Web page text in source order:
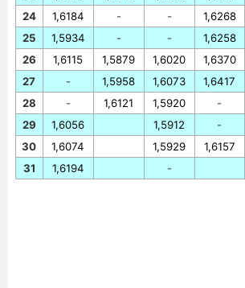
24
25
26
27
28
29
30
31
1,6184
1,5934
1,6115
-
-
1,6056
1,6074
1,6194
-
-
1,5879
1,5958
1,6121
-
-
1,6020
1,6073
1,5920
1,5912
1,5929
-
1,6268
1,6258
1,6370
1,6417
-
-
1,6157